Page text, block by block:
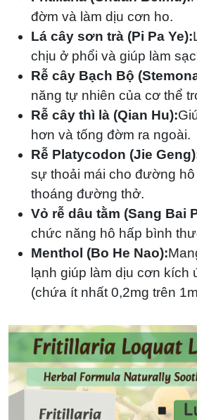
đờm và làm dịu cơn ho.
Lá cây sơn trà (Pi Pa Ye):
chịu ở phổi và giúp làm
Rễ cây Bạch Bộ
năng tự nhiên của cơ thể
Rễ cây thì là (Qian Hu):
hơn và tống đờm ra ngoài.
Rễ Platycodon (Jie
sự thoải mái cho đường
thoáng đường thở.
Vỏ rễ dâu tằm (Sang Bai
chức năng hô hấp bình
Menthol (Bo He Nao):
lạnh giúp làm dịu cơn kích
(chứa ít nhất 0,2mg trên